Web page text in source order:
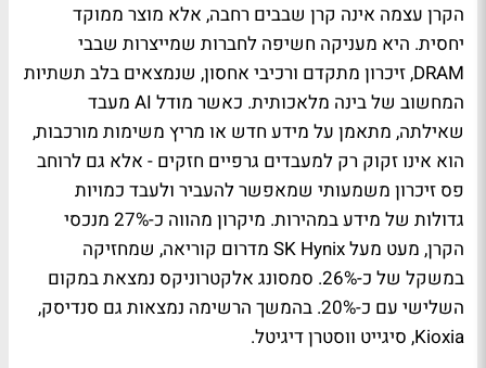
הקרן עצמה אינה קרן שבבים רחבה, אלא מוצר ממוקד
יחסית. היא מעניקה חשיפה לחברות שמייצרות שבבי
DRAM, זיכרון מתקדם ורכיבי אחסון, שנמצאים בלב תשתיות
המחשוב של בינה מלאכותית. כאשר מודל AI מעבד
שאילתה, מתאמן על מידע חדש או מריץ משימות מורכבות,
הוא אינו זקוק רק למעבדים גרפיים חזקים - אלא גם לרוחב
פס זיכרון משמעותי שמאפשר להעביר ולעבד כמויות
גדולות של מידע במהירות. מיקרון מהווה כ-27% מנכסי
הקרן, מעט מעל SK Hynix מדרום קוריאה, שמחזיקה
במשקל של כ-26%. סמסונג אלקטרוניקס נמצאת במקום
השלישי עם כ-20%. בהמשך הרשימה נמצאות גם סנדיסק,
Kioxia, סיגייט ווסטרן דיגיטל.